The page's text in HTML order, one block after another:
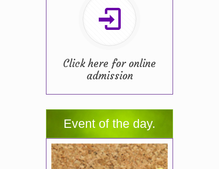
Click here for online
admission
Event of the day.